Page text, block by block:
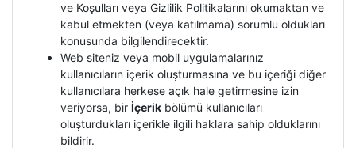
ve Koşulları veya Gizlilik Politikalarını okumaktan ve
kabul etmekten (veya katılmama) sorumlu oldukları
konusunda bilgilendirecektir.
Web siteniz veya mobil uygulamalarınız
kullanıcıların içerik oluşturmasına ve bu içeriği diğer
kullanıcılara herkese açık hale getirmesine izin
veriyorsa, bir İçerik bölümü kullanıcıları
oluşturdukları içerikle ilgili haklara sahip olduklarını
bildirir.